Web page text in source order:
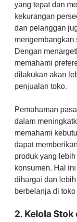
yang tepat dan
kekurangan
dan pelanggan
mengembangkan
Dengan
memahami
dilakukan akan
penjualan toko.
Pemahaman
dalam
memahami
dapat
produk yang
konsumen. Hal
dihargai dan
berbelanja di toko
2. Kelola